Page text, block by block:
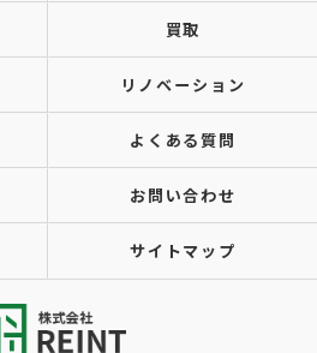
買取
リノベーション
よくある質問
お問い合わせ
サイトマップ